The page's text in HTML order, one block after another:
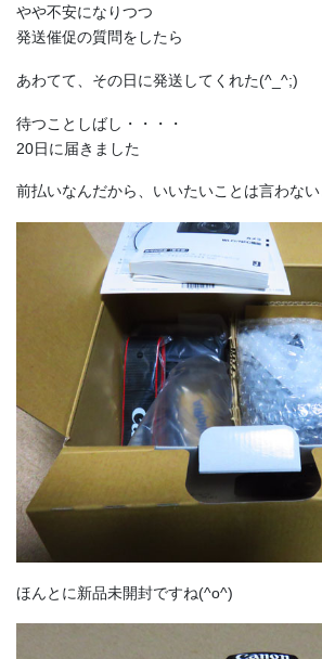
やや不安になりつつ
発送催促の質問をしたら
あわてて、その日に発送してくれた(^_^;)
待つことしばし・・・・
20日に届きました
前払いなんだから、いいたいことは言わない
ほんとに新品未開封ですね(^o^)